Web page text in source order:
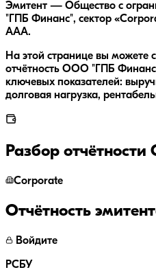
Эмитент — Общество с
"ГПБ Финанс", сектор
AAA.
На этой странице вы можете
отчётность ООО "ГПБ
ключевых показателей:
долговая нагрузка,
Разбор отчётности
Corporate
Отчётность
Войдите
РСБУ